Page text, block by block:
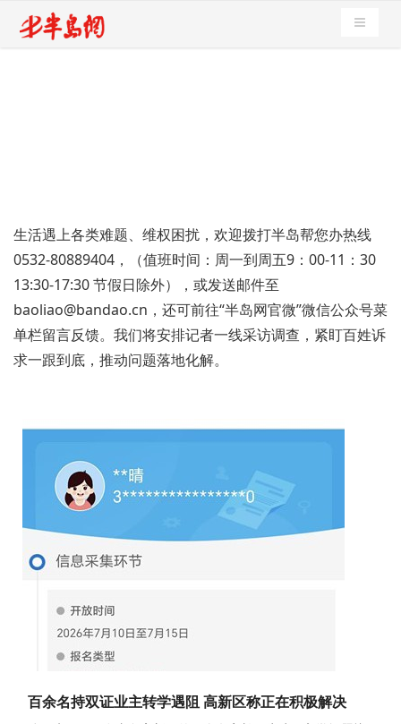
导航切
生活遇上各类难题、维权困扰，欢迎拨打半岛帮您办热线
0532-80889404，（值班时间：周一到周五9：00-11：30
13:30-17:30 节假日除外），或发送邮件至
baoliao@bandao.cn，还可前往“半岛网官微”微信公众号菜
单栏留言反馈。我们将安排记者一线采访调查，紧盯百姓诉
求一跟到底，推动问题落地化解。
百余名持双证业主转学遇阻 高新区称正在积极解决